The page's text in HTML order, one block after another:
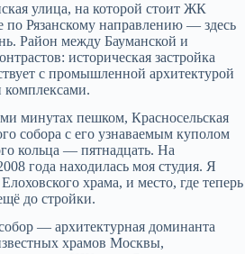
улица, на которой стоит ЖК
по Рязанскому направлению — здесь
Район между Бауманской и
историческая застройка
с промышленной архитектурой
минутах пешком, Красносельская
собора с его узнаваемым куполом
кольца — пятнадцать. На
года находилась моя студия. Я
храма, и место, где теперь
до стройки.
— архитектурная доминанта
храмов Москвы,